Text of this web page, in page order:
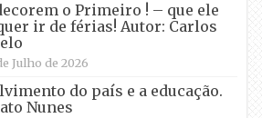
o Primeiro ! – que ele
ir de férias! Autor: Carlos
Julho de 2026
do país e a educação.
Nunes